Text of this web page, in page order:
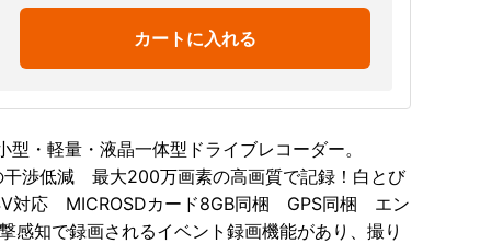
カートに入れる
型・軽量・液晶一体型ドライブレコーダー。
渉低減 最大200万画素の高画質で記録！白とび
対応 MICROSDカード8GB同梱 GPS同梱 エン
感知で録画されるイベント録画機能があり、撮り